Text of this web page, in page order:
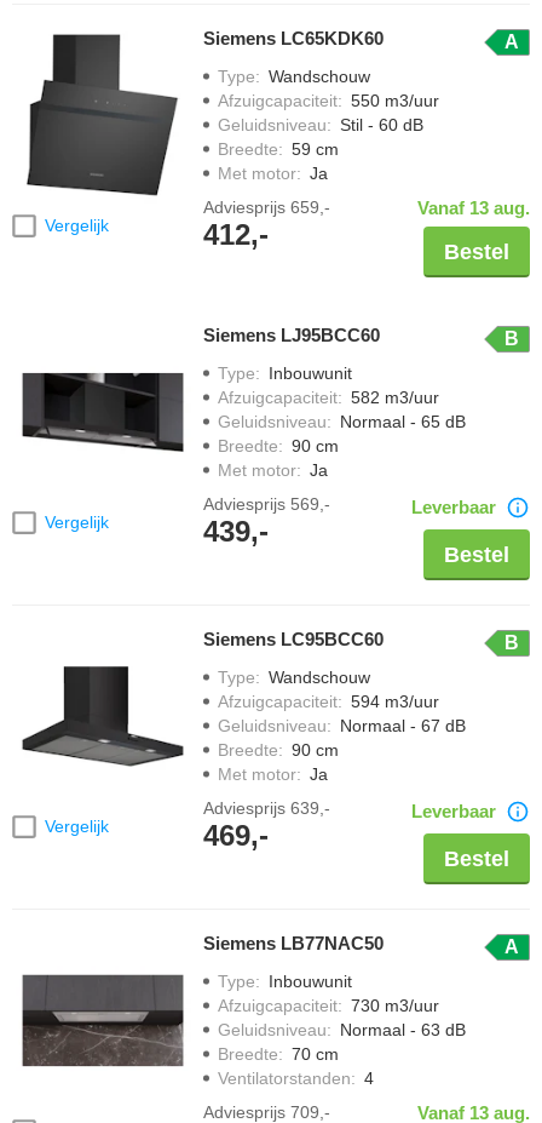
Vergelijk
Siemens LC65KDK60 A
Type: Wandschouw
Afzuigcapaciteit: 550 m3/uur
Geluidsniveau: Stil - 60 dB
Breedte: 59 cm
Met motor: Ja
Adviesprijs 659,-
412,-
Vanaf 13 aug.
Bestel
Vergelijk
Siemens LJ95BCC60 B
Type: Inbouwunit
Afzuigcapaciteit: 582 m3/uur
Geluidsniveau: Normaal - 65 dB
Breedte: 90 cm
Met motor: Ja
Adviesprijs 569,-
439,-
Leverbaar
Bestel
Vergelijk
Siemens LC95BCC60 B
Type: Wandschouw
Afzuigcapaciteit: 594 m3/uur
Geluidsniveau: Normaal - 67 dB
Breedte: 90 cm
Met motor: Ja
Adviesprijs 639,-
469,-
Leverbaar
Bestel
Siemens LB77NAC50 A
Type: Inbouwunit
Afzuigcapaciteit: 730 m3/uur
Geluidsniveau: Normaal - 63 dB
Breedte: 70 cm
Ventilatorstanden: 4
Adviesprijs 709,- Vanaf 13 aug.